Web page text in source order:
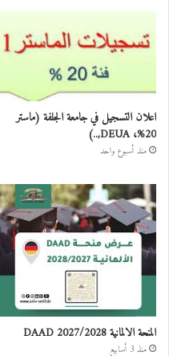
اعلان التسجيل في جامعة الجلفة (ماستر
20%، DEUA,..)
منذ أسبوع واحد
المنحة الالمانية DAAD 2027/2028
منذ 3 أسابيع